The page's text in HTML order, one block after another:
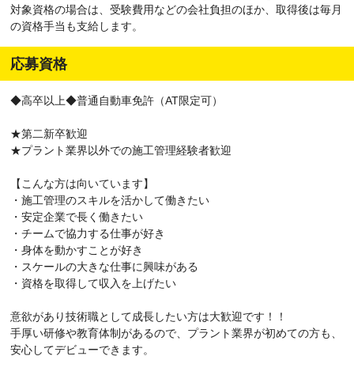
対象資格の場合は、受験費用などの会社負担のほか、取得後は毎月
の資格手当も支給します。
応募資格
◆高卒以上◆普通自動車免許（AT限定可）
★第二新卒歓迎
★プラント業界以外での施工管理経験者歓迎
【こんな方は向いています】
・施工管理のスキルを活かして働きたい
・安定企業で長く働きたい
・チームで協力する仕事が好き
・身体を動かすことが好き
・スケールの大きな仕事に興味がある
・資格を取得して収入を上げたい
意欲があり技術職として成長したい方は大歓迎です！！
手厚い研修や教育体制があるので、プラント業界が初めての方も、
安心してデビューできます。